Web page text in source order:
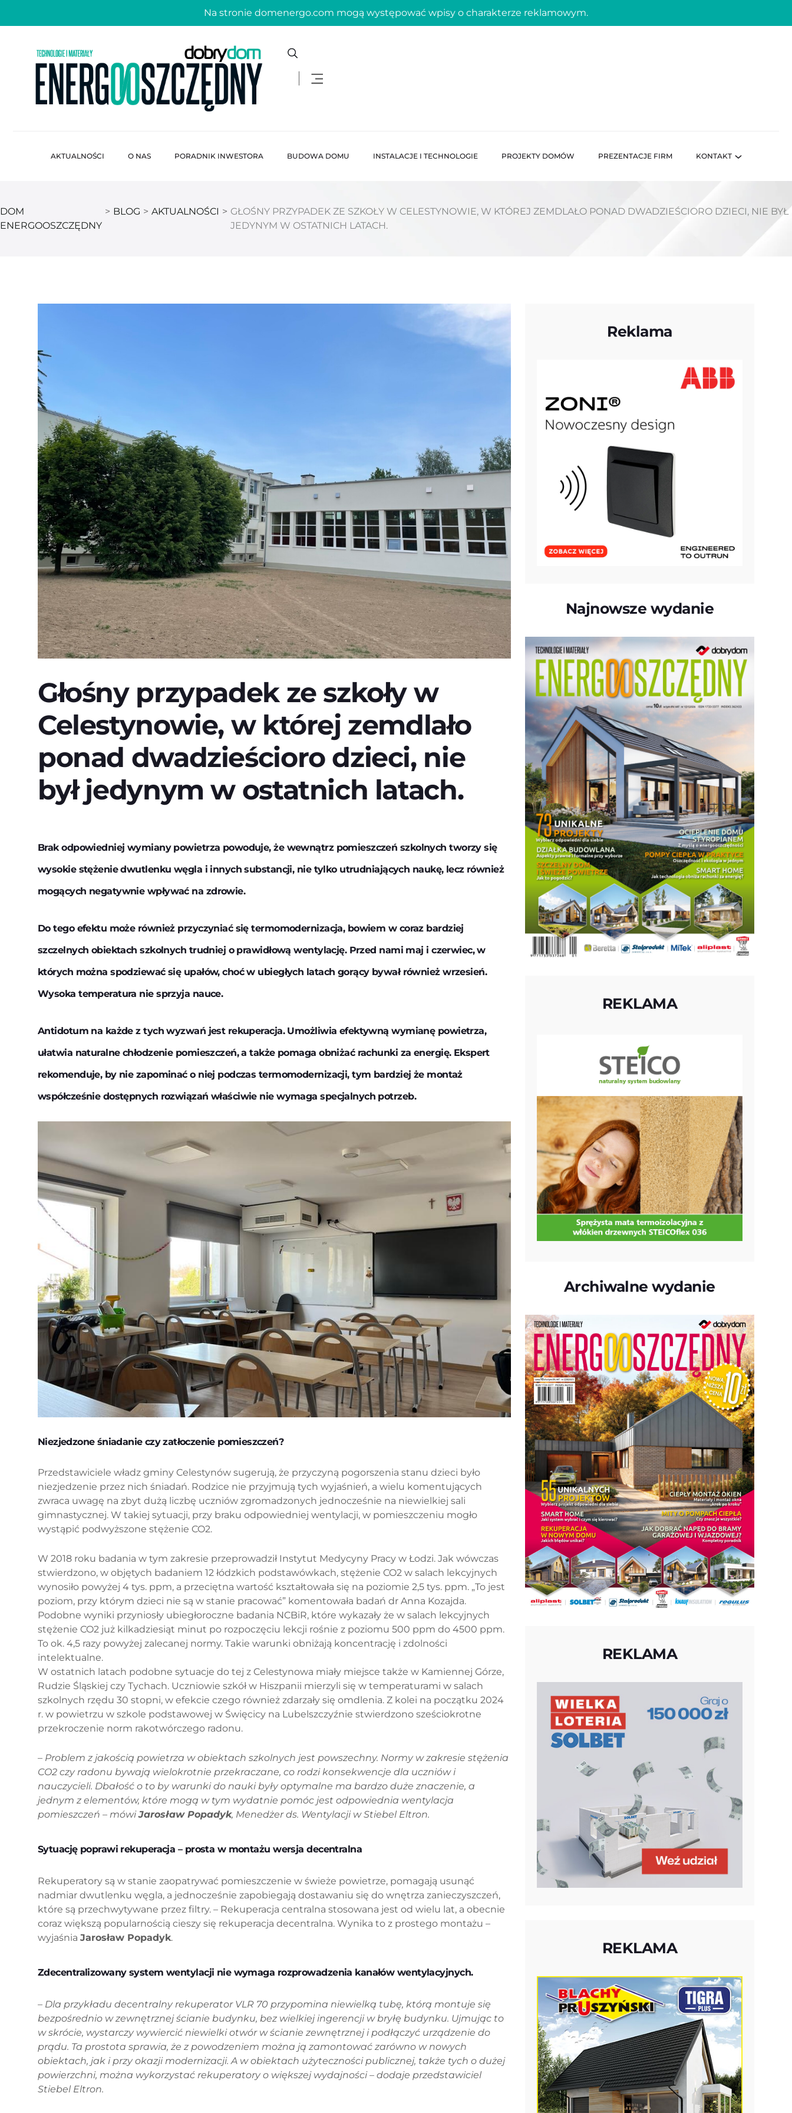
Na stronie domenergo.com mogą występować wpisy o charakterze reklamowym.
AKTUALNOŚCI O NAS PORADNIK INWESTORA BUDOWA DOMU INSTALACJE I TECHNOLOGIE PROJEKTY DOMÓW PREZENTACJE FIRM KONTAKT
DOM
ENERGOOSZCZĘDNY
> BLOG > AKTUALNOŚCI > GŁOŚNY PRZYPADEK ZE SZKOŁY W CELESTYNOWIE, W KTÓREJ ZEMDLAŁO PONAD DWADZIEŚCIORO DZIECI, NIE BYŁ
JEDYNYM W OSTATNICH LATACH.
Głośny przypadek ze szkoły w
Celestynowie, w której zemdlało
ponad dwadzieścioro dzieci, nie
był jedynym w ostatnich latach.
Brak odpowiedniej wymiany powietrza powoduje, że wewnątrz pomieszczeń szkolnych tworzy się
wysokie stężenie dwutlenku węgla i innych substancji, nie tylko utrudniających naukę, lecz również
mogących negatywnie wpływać na zdrowie.
Do tego efektu może również przyczyniać się termomodernizacja, bowiem w coraz bardziej
szczelnych obiektach szkolnych trudniej o prawidłową wentylację. Przed nami maj i czerwiec, w
których można spodziewać się upałów, choć w ubiegłych latach gorący bywał również wrzesień.
Wysoka temperatura nie sprzyja nauce.
Antidotum na każde z tych wyzwań jest rekuperacja. Umożliwia efektywną wymianę powietrza,
ułatwia naturalne chłodzenie pomieszczeń, a także pomaga obniżać rachunki za energię. Ekspert
rekomenduje, by nie zapominać o niej podczas termomodernizacji, tym bardziej że montaż
współcześnie dostępnych rozwiązań właściwie nie wymaga specjalnych potrzeb.
Niezjedzone śniadanie czy zatłoczenie pomieszczeń?
Przedstawiciele władz gminy Celestynów sugerują, że przyczyną pogorszenia stanu dzieci było
niezjedzenie przez nich śniadań. Rodzice nie przyjmują tych wyjaśnień, a wielu komentujących
zwraca uwagę na zbyt dużą liczbę uczniów zgromadzonych jednocześnie na niewielkiej sali
gimnastycznej. W takiej sytuacji, przy braku odpowiedniej wentylacji, w pomieszczeniu mogło
wystąpić podwyższone stężenie CO2.
W 2018 roku badania w tym zakresie przeprowadził Instytut Medycyny Pracy w Łodzi. Jak wówczas
stwierdzono, w objętych badaniem 12 łódzkich podstawówkach, stężenie CO2 w salach lekcyjnych
wynosiło powyżej 4 tys. ppm, a przeciętna wartość kształtowała się na poziomie 2,5 tys. ppm. „To jest
poziom, przy którym dzieci nie są w stanie pracować” komentowała badań dr Anna Kozajda.
Podobne wyniki przyniosły ubiegłoroczne badania NCBiR, które wykazały że w salach lekcyjnych
stężenie CO2 już kilkadziesiąt minut po rozpoczęciu lekcji rośnie z poziomu 500 ppm do 4500 ppm.
To ok. 4,5 razy powyżej zalecanej normy. Takie warunki obniżają koncentrację i zdolności
intelektualne.
W ostatnich latach podobne sytuacje do tej z Celestynowa miały miejsce także w Kamiennej Górze,
Rudzie Śląskiej czy Tychach. Uczniowie szkół w Hiszpanii mierzyli się w temperaturami w salach
szkolnych rzędu 30 stopni, w efekcie czego również zdarzały się omdlenia. Z kolei na początku 2024
r. w powietrzu w szkole podstawowej w Święcicy na Lubelszczyźnie stwierdzono sześciokrotne
przekroczenie norm rakotwórczego radonu.
– Problem z jakością powietrza w obiektach szkolnych jest powszechny. Normy w zakresie stężenia
CO2 czy radonu bywają wielokrotnie przekraczane, co rodzi konsekwencje dla uczniów i
nauczycieli. Dbałość o to by warunki do nauki były optymalne ma bardzo duże znaczenie, a
jednym z elementów, które mogą w tym wydatnie pomóc jest odpowiednia wentylacja
pomieszczeń – mówiJarosław Popadyk, Menedżer ds. Wentylacji w Stiebel Eltron.
Sytuację poprawi rekuperacja – prosta w montażu wersja decentralna
Rekuperatory są w stanie zaopatrywać pomieszczenie w świeże powietrze, pomagają usunąć
nadmiar dwutlenku węgla, a jednocześnie zapobiegają dostawaniu się do wnętrza zanieczyszczeń,
które są przechwytywane przez filtry. – Rekuperacja centralna stosowana jest od wielu lat, a obecnie
coraz większą popularnością cieszy się rekuperacja decentralna. Wynika to z prostego montażu –
wyjaśnia Jarosław Popadyk.
Zdecentralizowany system wentylacji nie wymaga rozprowadzenia kanałów wentylacyjnych.
– Dla przykładu decentralny rekuperator VLR 70 przypomina niewielką tubę, którą montuje się
bezpośrednio w zewnętrznej ścianie budynku, bez wielkiej ingerencji w bryłę budynku. Ujmując to
w skrócie, wystarczy wywiercić niewielki otwór w ścianie zewnętrznej i podłączyć urządzenie do
prądu. Ta prostota sprawia, że z powodzeniem można ją zamontować zarówno w nowych
obiektach, jak i przy okazji modernizacji. A w obiektach użyteczności publicznej, także tych o dużej
powierzchni, można wykorzystać rekuperatory o większej wydajności – dodaje przedstawiciel
Stiebel Eltron.
Reklama
Najnowsze wydanie
REKLAMA
Archiwalne wydanie
REKLAMA
REKLAMA